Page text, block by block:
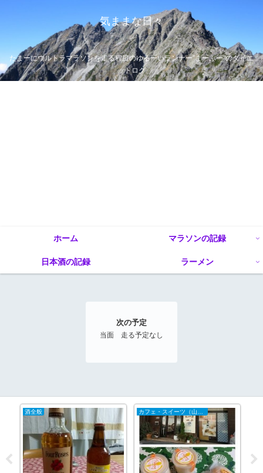
気ままな日々
たまーにウルトラマラソンを走る程度のゆるーいランナー”まーぶー”のダイエ
ットログ
ホーム マラソンの記録
日本酒の記録 ラーメン
次の予定
当面 走る予定なし
酒全般